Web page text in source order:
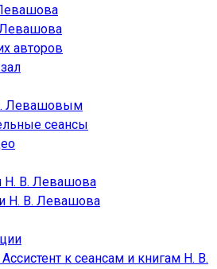
Левашова
авторов
Левашовым
сеансы
Н. В. Левашова
Н. В. Левашова
к сеансам и книгам Н. В.